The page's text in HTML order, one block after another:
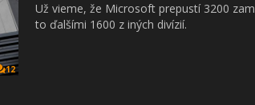
12
Už vieme, že Microsoft prepustí 3200
to ďalšími 1600 z iných divízií.